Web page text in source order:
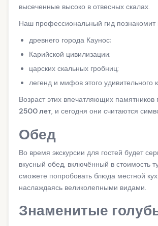
высеченные высоко в отвесных скалах.
Наш профессиональный гид познакомит
древнего города Каунос;
Карийской цивилизации;
царских скальных гробниц;
легенд и мифов этого удивительного
Возраст этих впечатляющих
2500 лет, и сегодня они считаются
Обед
Во время экскурсии для гостей будет
вкусный обед, включённый в стоимость
сможете попробовать блюда местной
наслаждаясь великолепными видами.
Знаменитые